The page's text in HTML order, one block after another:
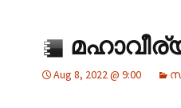
Aug 8, 2022 @ 9:00